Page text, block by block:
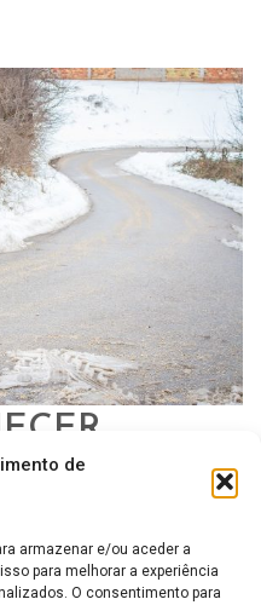
de
armazenar e/ou aceder a
para melhorar a experiência
O consentimento para
médico, contam-se pelos
...